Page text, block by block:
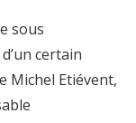
sous
certain
Michel Etiévent,